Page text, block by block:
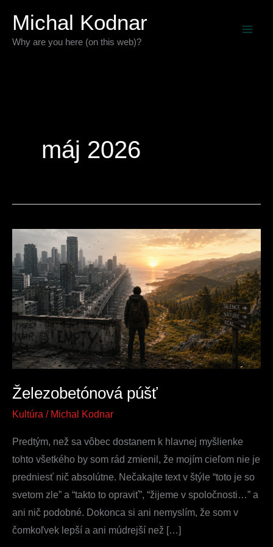
obsah
Michal Kodnar
Why are you here (on this web)?
máj 2026
Železobetónová púšť
Kultúra / Michal Kodnar
Predtým, než sa vôbec dostanem k hlavnej myšlienke
tohto všetkého by som rád zmienil, že mojím cieľom nie je
predniesť nič absolútne. Nečakajte text v štýle “toto je so
svetom zle” a “takto to opraviť”, “žijeme v spoločnosti…” a
ani nič podobné. Dokonca si ani nemyslím, že som v
čomkoľvek lepší a ani múdrejší než […]
Železobetónová
púšť